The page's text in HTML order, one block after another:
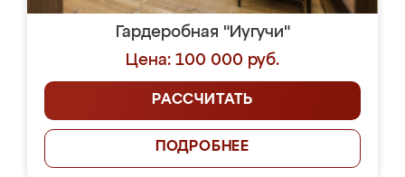
Гардеробная "Иугучи"
Цена: 100 000 руб.
РАССЧИТАТЬ
ПОДРОБНЕЕ